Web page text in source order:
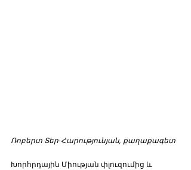
Ռոբերտ Տեր-Հարությունյան, քաղաքագետ
Խորհրդային Միության փլուզումից և